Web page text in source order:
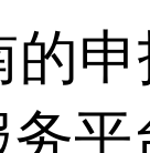
的